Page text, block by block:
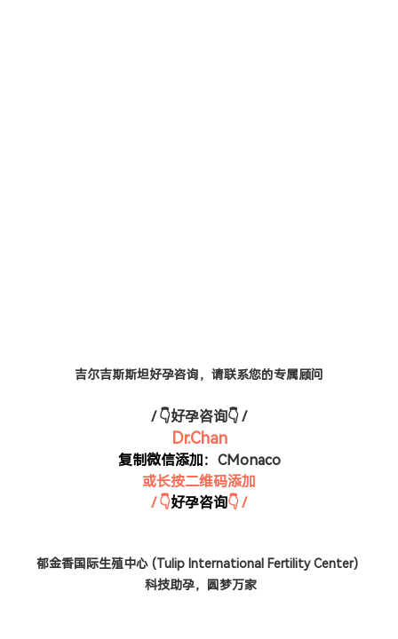
吉尔吉斯斯坦好孕咨询，请联系您的专属顾问
/ 👇好孕咨询👇 /
Dr.Chan
复制微信添加： CMonaco
或长按二维码添加
/ 👇好孕咨询👇 /
郁金香国际生殖中心 (Tulip International Fertility Center)
科技助孕，圆梦万家